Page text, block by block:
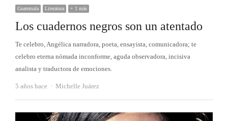
Guatemala Literatura + 1 más
Los cuadernos negros son un atentado
Te celebro, Angélica narradora, poeta, ensayista, comunicadora; te
celebro eterna nómada inconforme, aguda observadora, incisiva
analista y traductora de emociones.
5 años hace Autor
Michelle Juárez